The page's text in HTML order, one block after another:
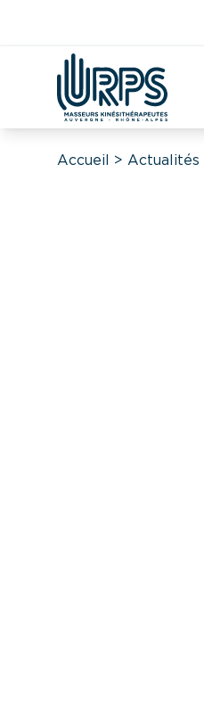
Covid DAC
Accueil > Actualités